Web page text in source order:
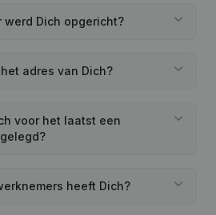
werd Dich opgericht?
adres van Dich?
voor het laatst een
heeft Dich?